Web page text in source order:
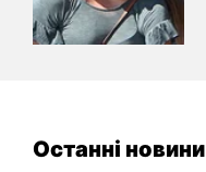
Останні новини